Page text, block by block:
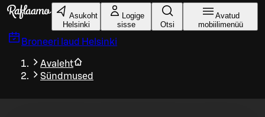
Liigu peamise sisu juurde
Asukoht
Helsinki
Logige
sisse
Otsi
Avatud
mobiilimenüü
Broneeri laud Helsinki
Avaleht
Sündmused